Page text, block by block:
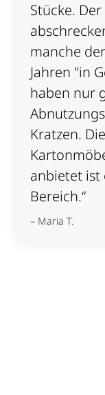
Stücke.
manche
Jahren "in
haben nur
Kratzen.
anbietet ist
Bereich.“
– Maria T.